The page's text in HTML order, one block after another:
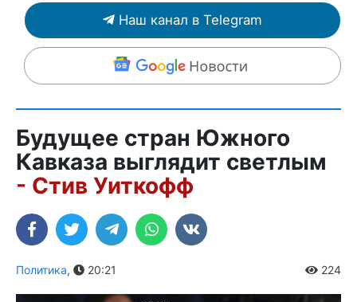
Наш канал в Telegram
Будущее стран Южного
Кавказа выглядит светлым
- Стив Уиткофф
Политика, 20:21 224